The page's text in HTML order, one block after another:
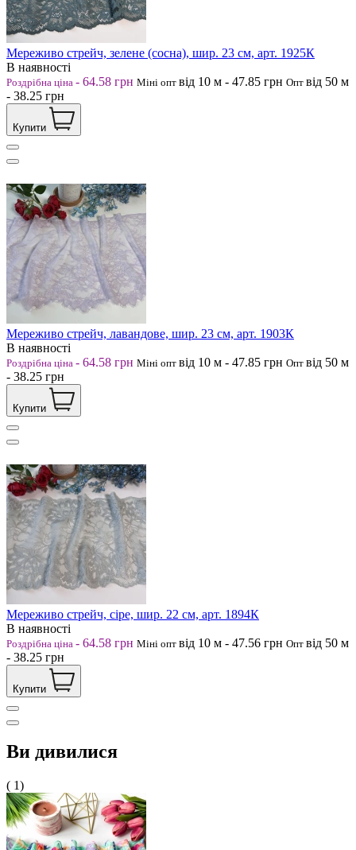
Мереживо стрейч, зелене (сосна), шир. 23 см, арт. 1925К
В наявності
Роздрібна ціна - 64.58 грн Міні опт від 10 м - 47.85 грн Опт від 50 м
- 38.25 грн
Купити
Мереживо стрейч, лавандове, шир. 23 см, арт. 1903К
В наявності
Роздрібна ціна - 64.58 грн Міні опт від 10 м - 47.85 грн Опт від 50 м
- 38.25 грн
Купити
Мереживо стрейч, сіре, шир. 22 см, арт. 1894К
В наявності
Роздрібна ціна - 64.58 грн Міні опт від 10 м - 47.56 грн Опт від 50 м
- 38.25 грн
Купити
Ви дивилися
( 1)